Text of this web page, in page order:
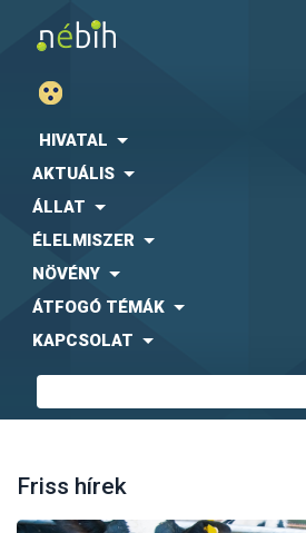
HIVATAL
AKTUÁLIS
ÁLLAT
ÉLELMISZER
NÖVÉNY
ÁTFOGÓ TÉMÁK
KAPCSOLAT
Friss hírek